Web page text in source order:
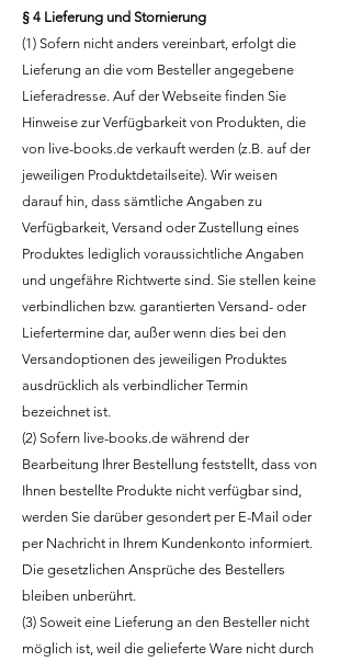
§ 4 Lieferung und Stornierung
(1) Sofern nicht anders vereinbart, erfolgt die
Lieferung an die vom Besteller angegebene
Lieferadresse. Auf der Webseite finden Sie
Hinweise zur Verfügbarkeit von Produkten, die
von live-books.de verkauft werden (z.B. auf der
jeweiligen Produktdetailseite). Wir weisen
darauf hin, dass sämtliche Angaben zu
Verfügbarkeit, Versand oder Zustellung eines
Produktes lediglich voraussichtliche Angaben
und ungefähre Richtwerte sind. Sie stellen keine
verbindlichen bzw. garantierten Versand- oder
Liefertermine dar, außer wenn dies bei den
Versandoptionen des jeweiligen Produktes
ausdrücklich als verbindlicher Termin
bezeichnet ist.
(2) Sofern live-books.de während der
Bearbeitung Ihrer Bestellung feststellt, dass von
Ihnen bestellte Produkte nicht verfügbar sind,
werden Sie darüber gesondert per E-Mail oder
per Nachricht in Ihrem Kundenkonto informiert.
Die gesetzlichen Ansprüche des Bestellers
bleiben unberührt.
(3) Soweit eine Lieferung an den Besteller nicht
möglich ist, weil die gelieferte Ware nicht durch